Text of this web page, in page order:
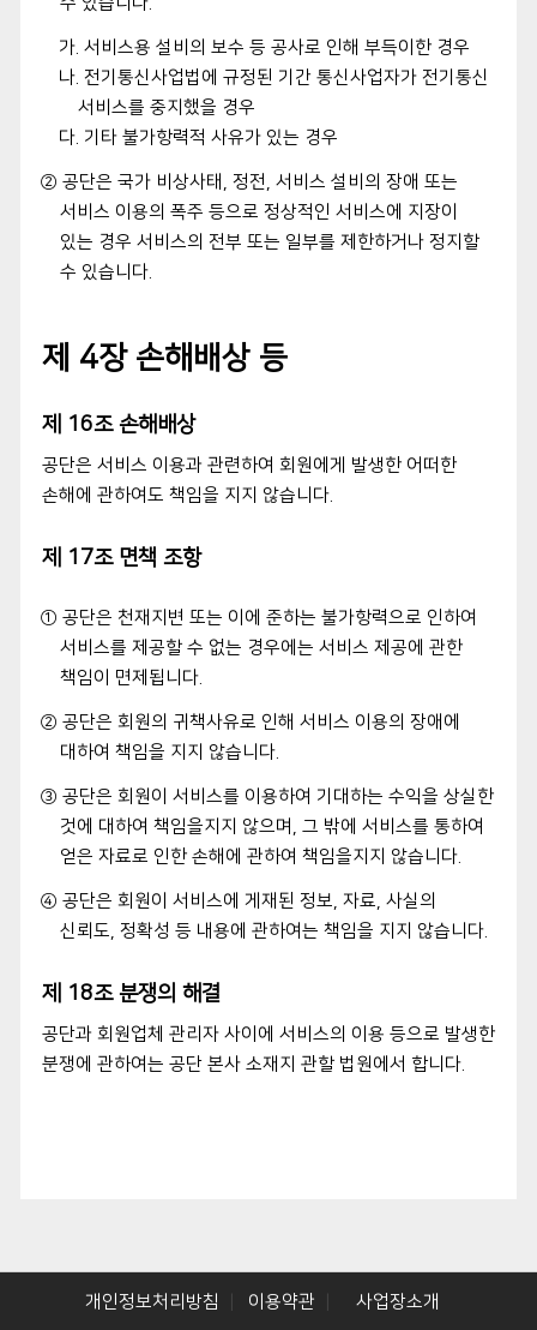
가. 서비스용 설비의 보수 등 공사로 인해 부득이한 경우
나. 전기통신사업법에 규정된 기간 통신사업자가 전기통신
서비스를 중지했을 경우
다. 기타 불가항력적 사유가 있는 경우
② 공단은 국가 비상사태, 정전, 서비스 설비의 장애 또는
서비스 이용의 폭주 등으로 정상적인 서비스에 지장이
있는 경우 서비스의 전부 또는 일부를 제한하거나 정지할
수 있습니다.
제 4장 손해배상 등
제 16조 손해배상
공단은 서비스 이용과 관련하여 회원에게 발생한 어떠한
손해에 관하여도 책임을 지지 않습니다.
제 17조 면책 조항
① 공단은 천재지변 또는 이에 준하는 불가항력으로 인하여
서비스를 제공할 수 없는 경우에는 서비스 제공에 관한
책임이 면제됩니다.
② 공단은 회원의 귀책사유로 인해 서비스 이용의 장애에
대하여 책임을 지지 않습니다.
③ 공단은 회원이 서비스를 이용하여 기대하는 수익을 상실한
것에 대하여 책임을지지 않으며, 그 밖에 서비스를 통하여
얻은 자료로 인한 손해에 관하여 책임을지지 않습니다.
④ 공단은 회원이 서비스에 게재된 정보, 자료, 사실의
신뢰도, 정확성 등 내용에 관하여는 책임을 지지 않습니다.
제 18조 분쟁의 해결
공단과 회원업체 관리자 사이에 서비스의 이용 등으로 발생한
분쟁에 관하여는 공단 본사 소재지 관할 법원에서 합니다.
개인정보처리방침 이용약관 사업장소개